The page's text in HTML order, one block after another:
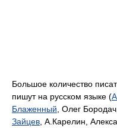
Большое количество
пишут на русском языке (
Блаженный , Олег
Зайцев , А.Карелин,